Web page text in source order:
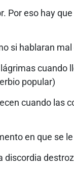
Por eso hay
si hablaran
cuando
popular)
cuando las
en que se
discordia